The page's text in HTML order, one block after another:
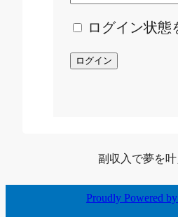
ログイン状態
副収入で夢を叶
Proudly Powered